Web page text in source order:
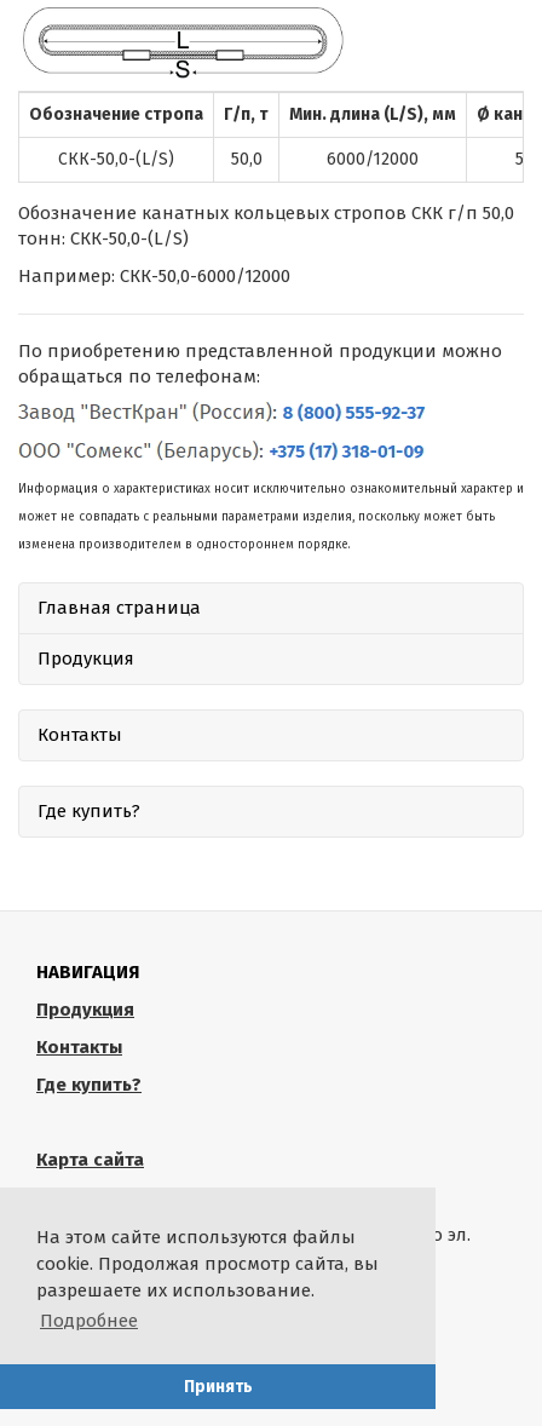
На этом сайте используются файлы
cookie. Продолжая просмотр сайта, вы
разрешаете их использование.
Подробнее
Принять
Обозначение стропа Г/п, т Мин. длина (L/S), мм Ø
СКК-50,0-(L/S) 50,0 6000/12000
Обозначение канатных кольцевых стропов СКК г/п 50,0
тонн: СКК-50,0-(L/S)
Например: СКК-50,0-6000/12000
По приобретению представленной продукции можно
обращаться по телефонам:
Информация о характеристиках носит исключительно ознакомительный характер и
может не совпадать с реальными параметрами изделия, поскольку может быть
изменена производителем в одностороннем порядке.
Главная страница
Продукция
Контакты
Где купить?
НАВИГАЦИЯ
Продукция
Контакты
Где купить?
Карта сайта
Связаться с администрацией сайта можно по эл.
почте rustropy.ru@ya.ru
СТАТИСТИКА